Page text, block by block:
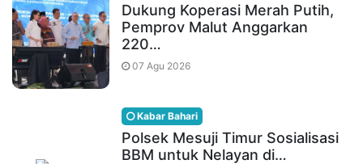
Dukung Koperasi Merah Putih,
Pemprov Malut Anggarkan
220…
07 Agu 2026
Kabar Bahari
Polsek Mesuji Timur Sosialisasi
BBM untuk Nelayan di…